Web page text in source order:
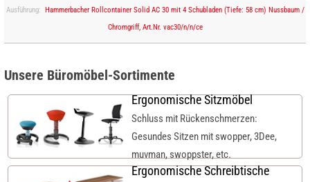
Ausführung:
Hammerbacher Rollcontainer Solid AC 30 mit 4 Schubladen (Tiefe: 58 cm) Nussbaum /
Chromgriff, Art.Nr. vac30/n/n/ce
Unsere Büromöbel-Sortimente
Ergonomische Sitzmöbel
Schluss mit Rückenschmerzen:
Gesundes Sitzen mit swopper, 3Dee,
muvman, swoppster, etc.
Ergonomische Schreibtische